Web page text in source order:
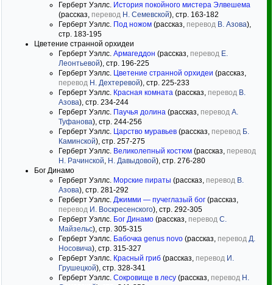
Герберт Уэллс. История покойного мистера Элвешема
(рассказ, перевод Н. Семевской), стр. 163-182
Герберт Уэллс. Под ножом (рассказ, перевод В. Азова),
стр. 183-195
Цветение странной орхидеи
Герберт Уэллс. Армагеддон (рассказ, перевод Е.
Леонтьевой), стр. 196-225
Герберт Уэллс. Цветение странной орхидеи (рассказ,
перевод Н. Дехтеревой), стр. 225-233
Герберт Уэллс. Красная комната (рассказ, перевод В.
Азова), стр. 234-244
Герберт Уэллс. Паучья долина (рассказ, перевод А.
Туфанова), стр. 244-256
Герберт Уэллс. Царство муравьев (рассказ, перевод Б.
Каминской), стр. 257-275
Герберт Уэллс. Великолепный костюм (рассказ, перевод
Н. Рачинской, Н. Давыдовой), стр. 276-280
Бог Динамо
Герберт Уэллс. Морские пираты (рассказ, перевод В.
Азова), стр. 281-292
Герберт Уэллс. Джимми — пучеглазый бог (рассказ,
перевод И. Воскресенского), стр. 292-305
Герберт Уэллс. Бог Динамо (рассказ, перевод С.
Майзельс), стр. 305-315
Герберт Уэллс. Бабочка genus novo (рассказ, перевод Д.
Носовича), стр. 315-327
Герберт Уэллс. Красный гриб (рассказ, перевод И.
Грушецкой), стр. 328-341
Герберт Уэллс. Сокровище в лесу (рассказ, перевод Н.